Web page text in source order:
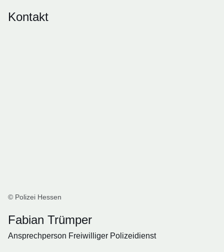
Kontakt
© Polizei Hessen
Fabian Trümper
Ansprechperson Freiwilliger Polizeidienst